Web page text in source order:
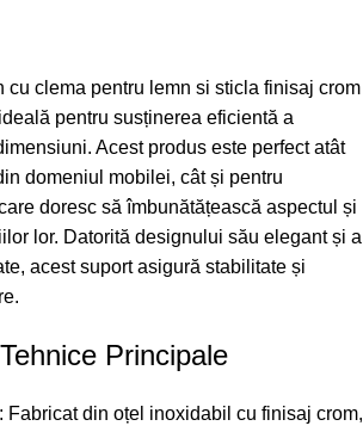
cu clema pentru lemn si sticla finisaj crom
pentru susținerea eficientă a
Acest produs este perfect atât
domeniul mobilei, cât și pentru
doresc să îmbunătățească aspectul și
lor. Datorită designului său elegant și a
acest suport asigură stabilitate și
Principale
: Fabricat din oțel inoxidabil cu finisaj crom,